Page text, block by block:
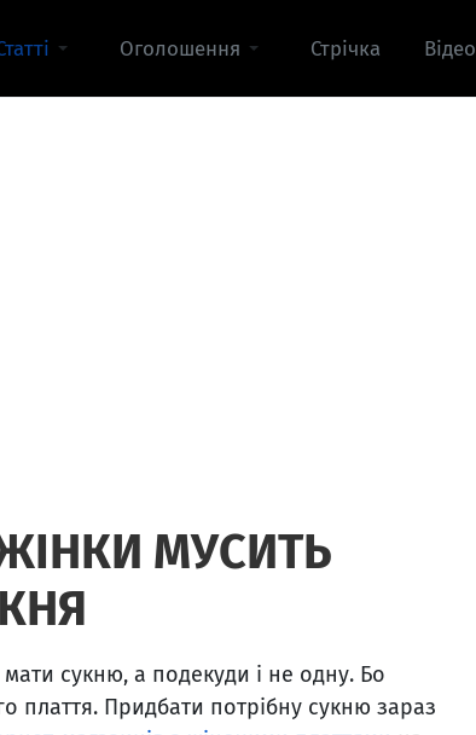
Оголошення Стрічка Відео
МУСИТЬ
сукню, а подекуди і не одну. Бо
плаття. Придбати потрібну сукню зараз